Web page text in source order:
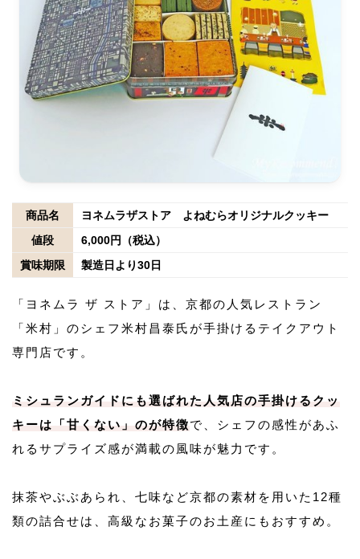
商品名
ヨネムラザストア よねむらオリジナルクッキー
値段
6,000円（税込）
賞味期限
製造日より30日
「ヨネムラ ザ ストア」は、京都の人気レストラン
「米村」のシェフ米村昌泰氏が手掛けるテイクアウト
専門店です。
ミシュランガイドにも選ばれた人気店の手掛けるクッ
キーは「甘くない」のが特徴で、シェフの感性があふ
れるサプライズ感が満載の風味が魅力です。
抹茶やぶぶあられ、七味など京都の素材を用いた12種
類の詰合せは、高級なお菓子のお土産にもおすすめ。